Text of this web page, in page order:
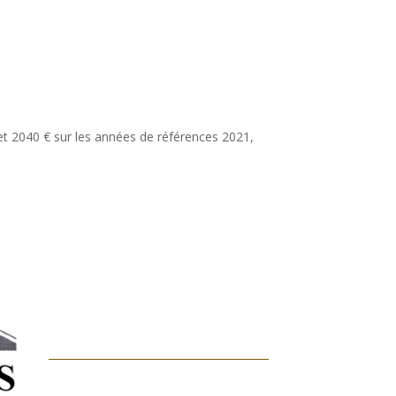
€ sur les années de références 2021,